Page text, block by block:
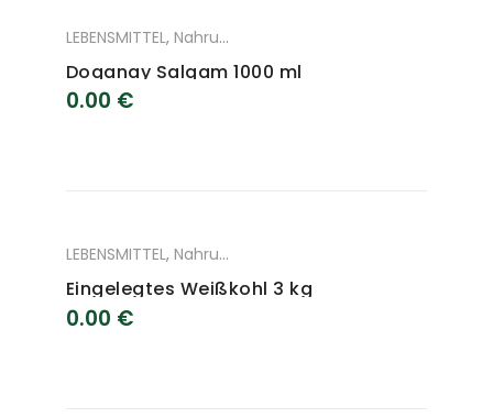
LEBENSMITTEL, Nahrungsmittel
Doganay Salgam 1000 ml
0.00 €
LEBENSMITTEL, Nahrungsmittel
Eingelegtes Weißkohl 3 kg
0.00 €